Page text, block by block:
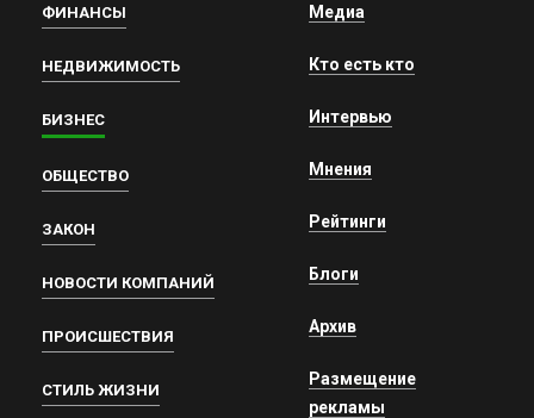
ФИНАНСЫ
НЕДВИЖИМОСТЬ
БИЗНЕС
ОБЩЕСТВО
ЗАКОН
НОВОСТИ КОМПАНИЙ
ПРОИСШЕСТВИЯ
СТИЛЬ ЖИЗНИ
Медиа
Кто есть кто
Интервью
Мнения
Рейтинги
Блоги
Архив
Размещение
рекламы